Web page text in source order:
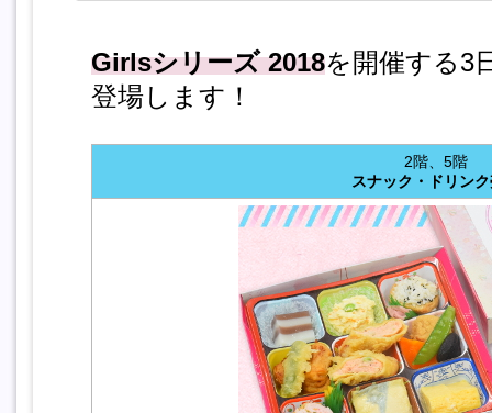
Girlsシリーズ 2018を開催する3
登場します！
2階、5階
スナック・ドリン